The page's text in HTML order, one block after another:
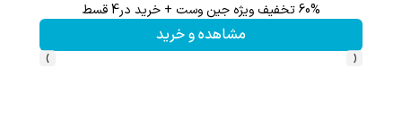
60% تخفیف ویژه جین وست + خرید در4 قسط
مشاهده و خرید
‹
›